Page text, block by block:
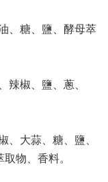
、糖、鹽、酵母萃
椒、鹽、蔥、
大蒜、糖、鹽、
物、香料。